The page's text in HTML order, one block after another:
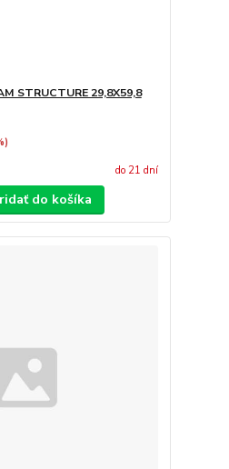
STRUCTURE 29,8X59,8
do 21 dní
do košíka